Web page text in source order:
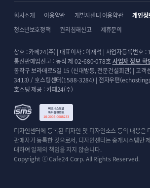
수집 가능한 주요
데이터
전환 데이터 추적
구매 전환율
장바구니 추가율
회사소개 이용약관 개발자센터 이용약관
개인정
청소년보호정책
권리침해신고 제휴문의
상호 : 카페24(주) | 대표이사 : 이재석 | 사업자등록번호
통신판매업신고 : 동작 제 02-680-078호사업자 정보 확
동작구 보라매로5길 15 (신대방동, 전문건설회관) | 고
3413) / 호스팅센터(1588-3284) | 전자우편
호스팅 제공 : 카페24(주)
디자인센터에 등록된 디자인 및 디자인소스 등의 내용은
판매자가 등록한 것으로서, 디자인센터는 중개시스템만
대하여 일체의 책임을 지지 않습니다.
Copyright ⓒ Cafe24 Corp. All Rights Reserved.